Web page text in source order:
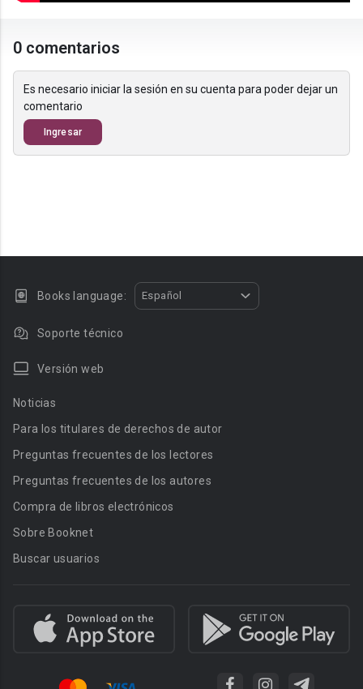
0 comentarios
Es necesario iniciar la sesión en su cuenta para poder dejar un
comentario
Ingresar
Books language: Español
Soporte técnico
Versión web
Noticias
Para los titulares de derechos de autor
Preguntas frecuentes de los lectores
Preguntas frecuentes de los autores
Compra de libros electrónicos
Sobre Booknet
Buscar usuarios